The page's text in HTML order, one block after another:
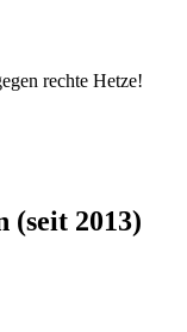
rechte Hetze!
2013)